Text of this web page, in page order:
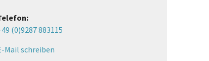
(0)9287 883115
Mail schreiben